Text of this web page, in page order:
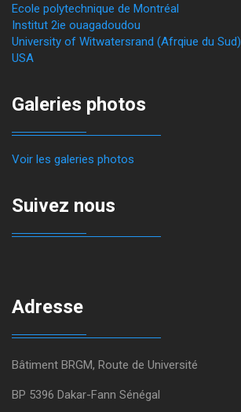
Ecole polytechnique de Montréal
Institut 2ie ouagadoudou
University of Witwatersrand (Afrqiue du Sud)
USA
Galeries photos
Voir les galeries photos
Suivez nous
Adresse
Bâtiment BRGM, Route de Université
BP 5396 Dakar-Fann Sénégal